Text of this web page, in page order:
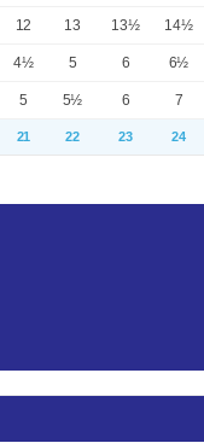
12 13 13½ 14½
4½ 5 6 6½
5 5½ 6 7
21 22 23 24